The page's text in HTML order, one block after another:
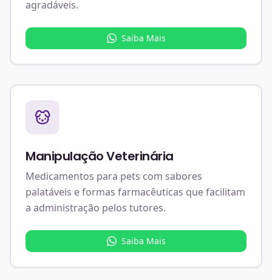
agradáveis.
Saiba Mais
Manipulação Veterinária
Medicamentos para pets com sabores
palatáveis e formas farmacêuticas que facilitam
a administração pelos tutores.
Saiba Mais